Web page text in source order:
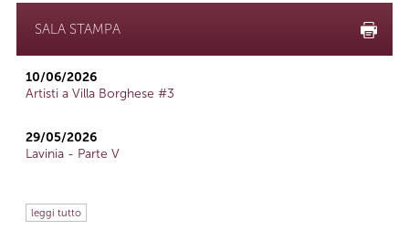
SALA STAMPA
10/06/2026
Artisti a Villa Borghese #3
29/05/2026
Lavinia - Parte V
leggi tutto